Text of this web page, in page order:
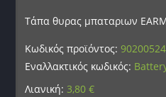
Τάπα θυρας μπαταριων
Κωδικός προϊόντος:
Εναλλακτικός κωδικός:
Λιανική: 3,80€